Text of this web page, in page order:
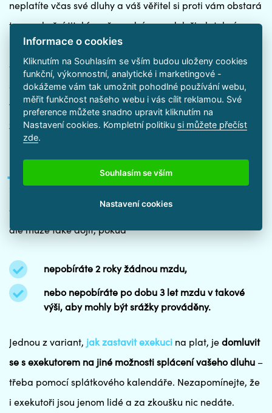
neplatíte včas své dluhy a váš věřitel si proti vám obstará
tzv. exekuční titul (např. soudní rozsudek či platební
rozkaz). Věřitel na vás následně podá návrh na exekuci a
exekutor poté rozhodne, jak bude provedena. Zvolí-li
srážky ze mzdy, zašle věřiteli, vám a plátci mzdy do
vlastních rukou exekuční příkaz. Exekuce na plat tak
začíná v momentě, kdy je exekuční příkaz vydán.
Jak se zbavit exekuce na plat
celý dluh
včetně příslušenství. K ukončení exekuce na plat
ale může také dojít, pokud
nepobíráte 2 roky žádnou mzdu,
nebo nepobíráte po dobu 3 let mzdu v takové
výši, aby mohly být srážky prováděny.
Jednou z variant, jak zastavit exekuci na plat, je domluvit
se s exekutorem na jiné možnosti splácení vašeho dluhu –
třeba pomocí splátkového kalendáře. Nezapomínejte, že
i exekutoři jsou jenom lidé a za zkoušku nic nedáte.
Informace o cookies
Kliknutím na Souhlasím se vším budou uloženy cookies
funkční, výkonnostní, analytické i marketingové -
dokážeme vám tak umožnit pohodlné používání webu,
měřit funkčnost našeho webu i vás cílit reklamou. Své
preference můžete snadno upravit kliknutím na
Nastavení cookies. Kompletní politiku si můžete přečíst
zde.
Souhlasím se vším
Nastavení cookies